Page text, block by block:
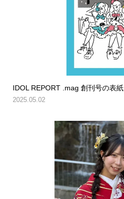
IDOL REPORT .mag 創刊号の表
2025.05.02